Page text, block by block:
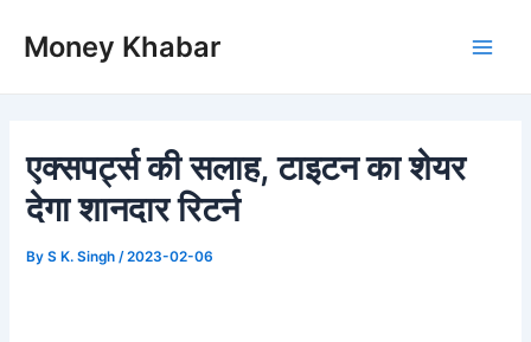
Money Khabar
एक्सपर्ट्स की सलाह, टाइटन का शेयर
देगा शानदार रिटर्न
ByS K. Singh /2023-02-06